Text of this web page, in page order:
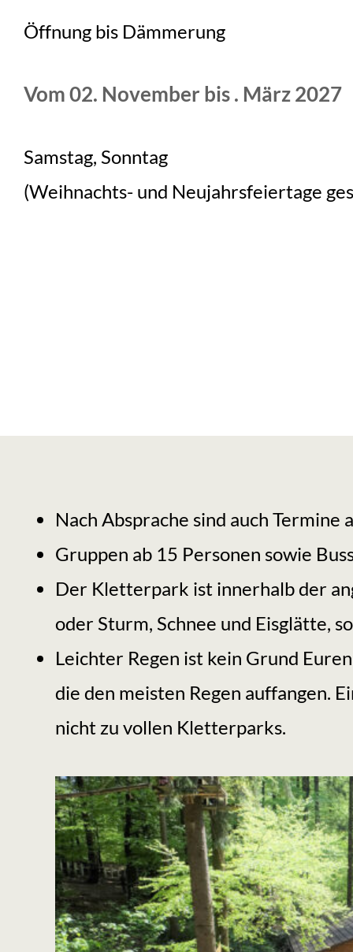
Öffnung bis Dämmerung
Vom 02. November bis . März 2027
Samstag, Sonntag
(Weihnachts- und Neujahrsfeiertage
Nach Absprache sind auch
Gruppen ab 15 Personen sowie
Der Kletterpark ist innerhalb der
oder Sturm, Schnee und Eisglätte,
Leichter Regen ist kein Grund
die den meisten Regen auffangen.
nicht zu vollen Kletterparks.